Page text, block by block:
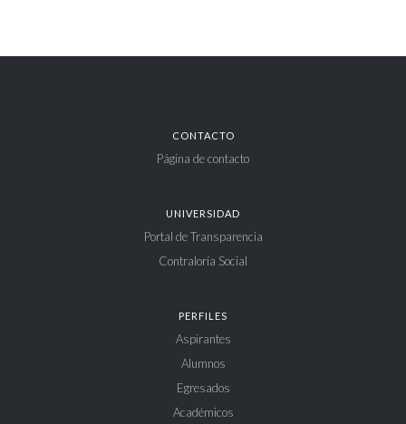
CONTACTO
Página de contacto
UNIVERSIDAD
Portal de Transparencia
Contraloría Social
PERFILES
Aspirantes
Alumnos
Egresados
Académicos